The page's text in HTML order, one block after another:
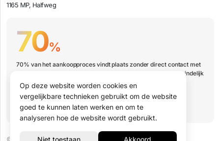
1165 MP, Halfweg
70%
70% van het aankoopproces vindt plaats zonder direct contact met
jouw organisatie. Hoe zorg je er dan voor dat jouw bedrijf uiteindelijk
wel op de shortlist staat?
Boek een presentatie
© 2026 Merkelijkheid B.V.
Op deze website worden cookies en
vergelijkbare technieken gebruikt om de website
goed te kunnen laten werken en om te
analyseren hoe de website wordt gebruikt.